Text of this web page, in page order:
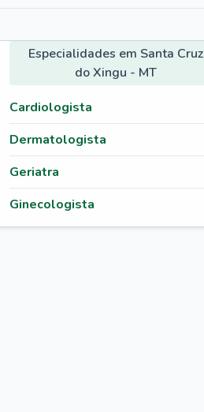
Especialidades em Santa Cruz
do Xingu - MT
Cardiologista
Dermatologista
Geriatra
Ginecologista